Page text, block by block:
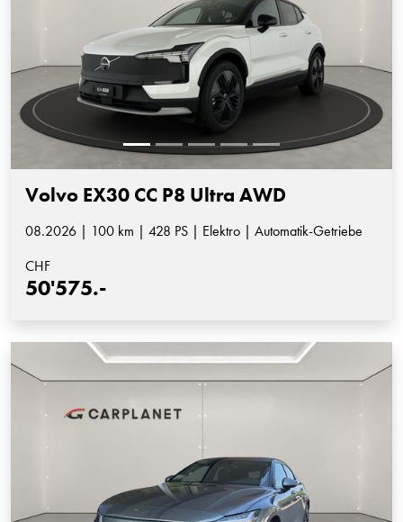
Volvo EX30 CC P8 Ultra AWD
08.2026 | 100 km | 428 PS | Elektro | Automatik-Getriebe
CHF
50'575.-